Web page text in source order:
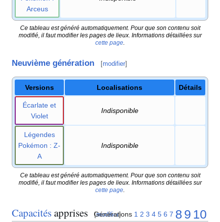
Arceus
Ce tableau est généré automatiquement. Pour que son contenu soit
modifié, il faut modifier les pages de lieux. Informations détaillées sur
cette page
Neuvième génération [modifier]
Versions Localisations Détails
Écarlate et
Violet
Indisponible
Légendes
Pokémon : Z-
A
Indisponible
Ce tableau est généré automatiquement. Pour que son contenu soit
modifié, il faut modifier les pages de lieux. Informations détaillées sur
cette page
Capacitésapprises [modifier]
Générations 1 2 3 4 5 6 7 8 9 10